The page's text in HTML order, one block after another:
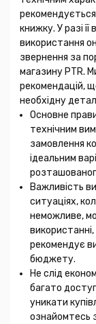
книжку. У разі
використання
звернення за
магазину PTR.
рекомендацій,
необхідну
Основне
технічним
замовлення
ідеальним
Важливість
ситуаціях,
неможливе,
рекомендує
бюджету.
Не слід
багато
уникати
ознайомтесь